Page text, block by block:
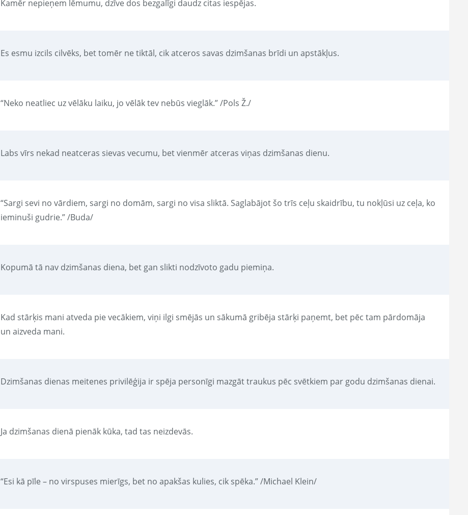
Kamēr nepieņem lēmumu, dzīve dos bezgalīgi daudz citas iespējas.
Es esmu izcils cilvēks, bet tomēr ne tiktāl, cik atceros savas dzimšanas brīdi un apstākļus.
“Neko neatliec uz vēlāku laiku, jo vēlāk tev nebūs vieglāk.” /Pols Ž./
Labs vīrs nekad neatceras sievas vecumu, bet vienmēr atceras viņas dzimšanas dienu.
“Sargi sevi no vārdiem, sargi no domām, sargi no visa sliktā. Saglabājot šo trīs ceļu skaidrību, tu nokļūsi uz ceļa, ko
ieminuši gudrie.” /Buda/
Kopumā tā nav dzimšanas diena, bet gan slikti nodzīvoto gadu piemiņa.
Kad stārķis mani atveda pie vecākiem, viņi ilgi smējās un sākumā gribēja stārķi paņemt, bet pēc tam pārdomāja
un aizveda mani.
Dzimšanas dienas meitenes privilēģija ir spēja personīgi mazgāt traukus pēc svētkiem par godu dzimšanas dienai.
Ja dzimšanas dienā pienāk kūka, tad tas neizdevās.
“Esi kā pīle – no virspuses mierīgs, bet no apakšas kulies, cik spēka.” /Michael Klein/